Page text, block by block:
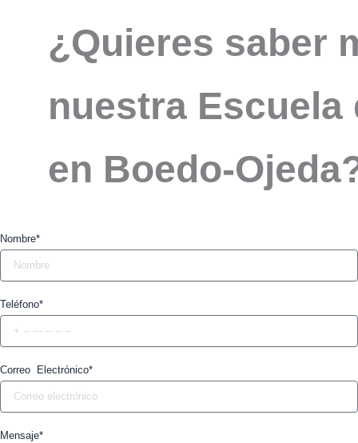
¿Quieres saber
nuestra
en Boedo-
Nombre*
Teléfono*
Correo Electrónico*
Mensaje*